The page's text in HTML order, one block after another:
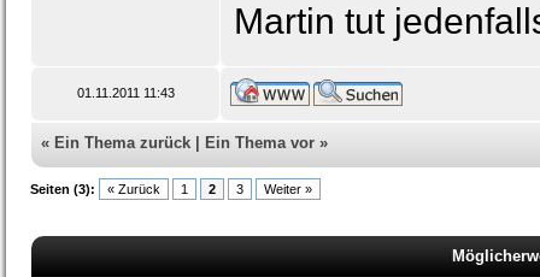
Martin tut
01.11.2011 11:43
« Ein Thema zurück Ein Thema vor »
Seiten (3): « Zurück 1 2 3 Weiter »